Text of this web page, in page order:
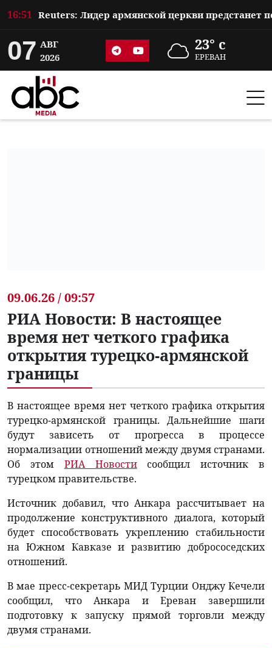
16:51
07 АВГ
2026
23° c
ЕРЕВАН
09.06.26 / 09:57
РИА Новости: В настоящее
время нет четкого графика
открытия турецко-армянской
границы
В настоящее время нет четкого графика открытия
турецко-армянской границы. Дальнейшие шаги
будут зависеть от прогресса в процессе
нормализации отношений между двумя странами.
Об этом РИА Новостисообщил источник в
турецком правительстве.
Источник добавил, что Анкара рассчитывает на
продолжение конструктивного диалога, который
будет способствовать укреплению стабильности
на Южном Кавказе и развитию добрососедских
отношений.
В мае пресс-секретарь МИД Турции Онджу Кечели
сообщил, что Анкара и Ереван завершили
подготовку к запуску прямой торговли между
двумя странами.